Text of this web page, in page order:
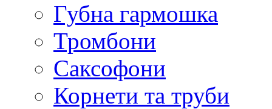
Губна гармошка
Тромбони
Саксофони
Корнети та труби